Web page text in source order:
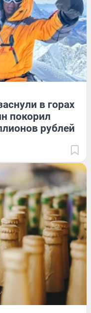
в горах
покорил
рублей